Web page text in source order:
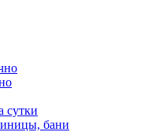
сутки
бани